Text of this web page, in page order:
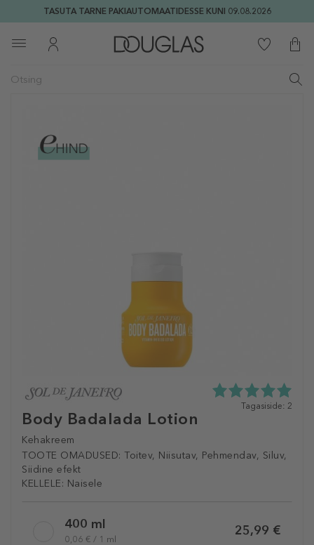
TASUTA TARNE PAKIAUTOMAATIDESSE KUNI 09.08.2026
Body Badalada Lotion
Kehakreem
TOOTE OMADUSED: Toitev, Niisutav, Pehmendav, Siluv,
Siidine efekt
KELLELE: Naisele
5.0
tagasisidest
Tagasiside: 2
variation400 ml
0,06 € / 1 ml
25,99 €